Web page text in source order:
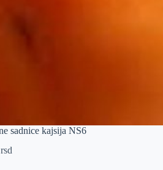
sadnice kajsija NS6
rsd